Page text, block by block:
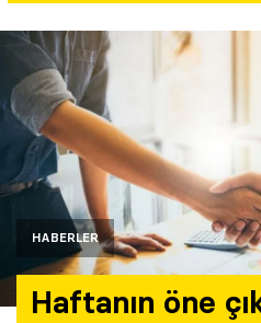
HABERLER
Haftanın öne
Araştırma